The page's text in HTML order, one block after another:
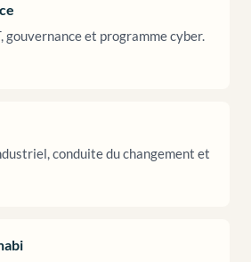
et programme cyber.
conduite du changement et